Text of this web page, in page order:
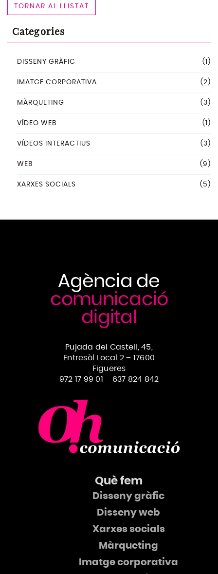
Categories
DISSENY GRÀFIC (1)
IMATGE CORPORATIVA (2)
MÀRQUETING (3)
VÍDEO WEB (1)
VÍDEOS INTERACTIUS (3)
WEB (9)
XARXES SOCIALS (5)
TORNAR AL LLISTAT
Agència de
comunicació
digital
Pujada del Castell, 45,
Entresòl Local 2 – 17600
Figueres
972 17 99 01 – 637 824 842
Què fem
Disseny gràfic
Disseny web
Xarxes socials
Màrqueting
Imatge corporativa